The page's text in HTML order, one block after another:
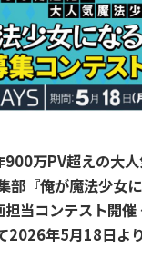
900万PV超えの大
部『俺が魔法少女に
当コンテスト開催
2026年5月18日よ